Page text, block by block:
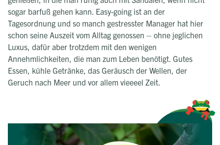
sogar barfuß gehen kann. Easy-going ist an der
Tagesordnung und so manch gestresster Manager hat hier
schon seine Auszeit vom Alltag genossen – ohne jeglichen
Luxus, dafür aber trotzdem mit den wenigen
Annehmlichkeiten, die man zum Leben benötigt. Gutes
Essen, kühle Getränke, das Geräusch der Wellen, der
Geruch nach Meer und vor allem vieeeel Zeit.